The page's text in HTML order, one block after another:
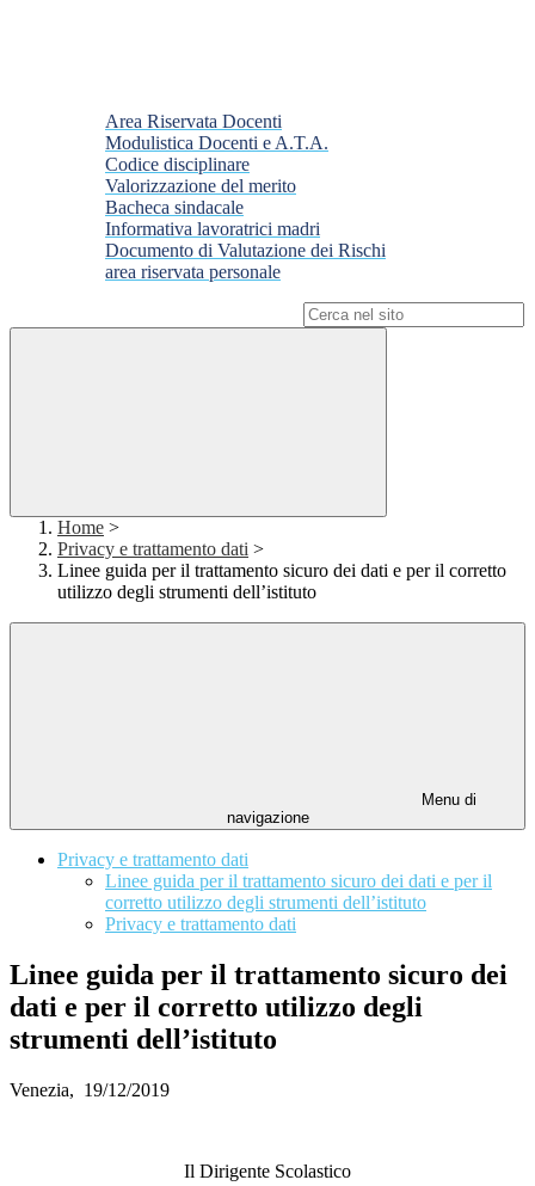
Area Riservata Docenti
Modulistica Docenti e A.T.A.
Codice disciplinare
Valorizzazione del merito
Bacheca sindacale
Informativa lavoratrici madri
Documento di Valutazione dei Rischi
area riservata personale
Home >
Privacy e trattamento dati >
Linee guida per il trattamento sicuro dei dati e per il corretto
utilizzo degli strumenti dell’istituto
Menu di
navigazione
Privacy e trattamento dati
Linee guida per il trattamento sicuro dei dati e per il
corretto utilizzo degli strumenti dell’istituto
Privacy e trattamento dati
Linee guida per il trattamento sicuro dei
dati e per il corretto utilizzo degli
strumenti dell’istituto
Venezia, 19/12/2019
Il Dirigente Scolastico